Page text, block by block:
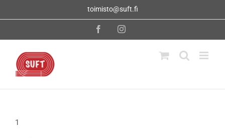
toimisto@suft.fi
FacebookInstagram
1